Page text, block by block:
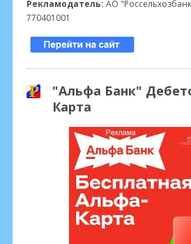
Рекламодатель: АО
770401001
"Альфа Банк"
Карта